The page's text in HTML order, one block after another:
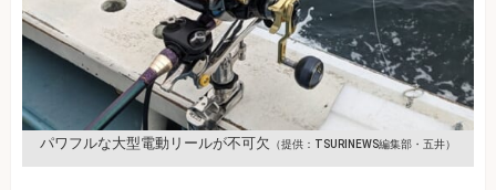
パワフルな大型電動リールが不可欠 （提供：TSURINEWS編集部・五井）